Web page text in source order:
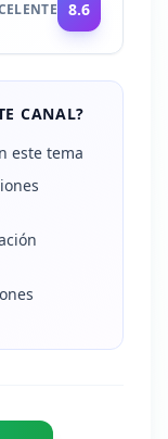
8.6
CANAL?
este tema